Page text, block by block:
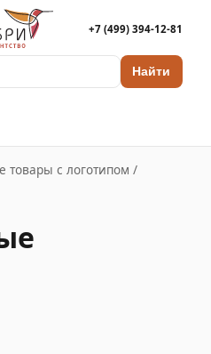
Найти
+7 (499) 394-12-81
товары с логотипом /